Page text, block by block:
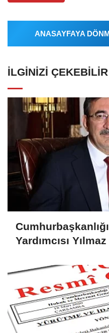
ANASAYFAYA
İLGINIZI ÇEKEBILIR
Yardımcısı